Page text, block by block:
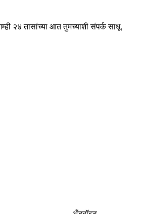
२४ तासांच्या आत तुमच्याशी संपर्क साधू.